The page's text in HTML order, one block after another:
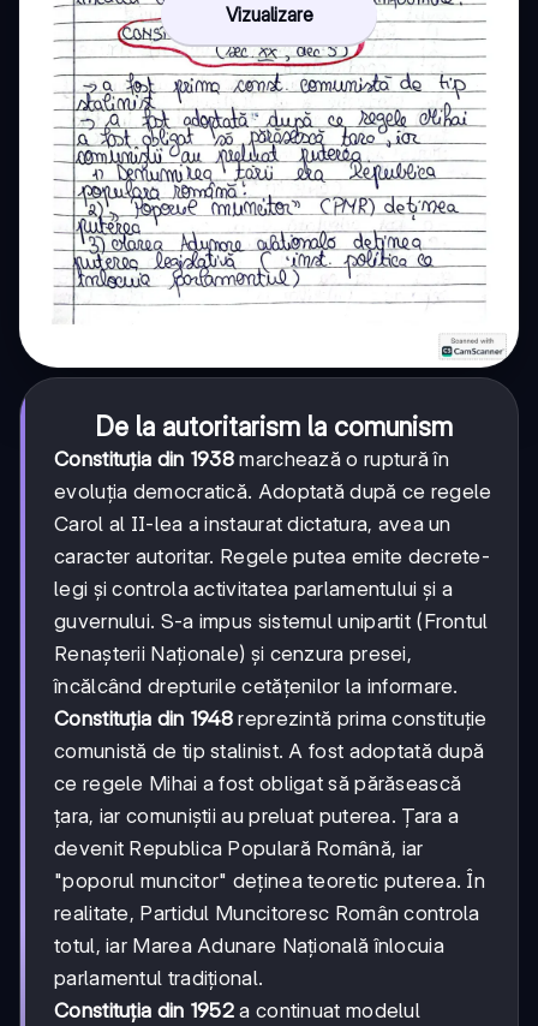
Vizualizare
De la autoritarism la comunism
Constituția din 1938 marchează o ruptură în
evoluția democratică. Adoptată după ce regele
Carol al II-lea a instaurat dictatura, avea un
caracter autoritar. Regele putea emite decrete-
legi și controla activitatea parlamentului și a
guvernului. S-a impus sistemul unipartit (Frontul
Renașterii Naționale) și cenzura presei,
încălcând drepturile cetățenilor la informare.
Constituția din 1948 reprezintă prima constituție
comunistă de tip stalinist. A fost adoptată după
ce regele Mihai a fost obligat să părăsească
țara, iar comuniștii au preluat puterea. Țara a
devenit Republica Populară Română, iar
"poporul muncitor" deținea teoretic puterea. În
realitate, Partidul Muncitoresc Român controla
totul, iar Marea Adunare Națională înlocuia
parlamentul tradițional.
Constituția din 1952 a continuat modelul